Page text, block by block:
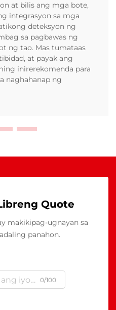
at bilis ang mga bote,
integrasyon sa mga
deteksyon ng
sa pagbawas ng
ng tao. Mas tumataas
at payak ang
inirerekomenda para
naghahanap ng
Quote
makikipag-ugnayan sa
panahon.
0/100